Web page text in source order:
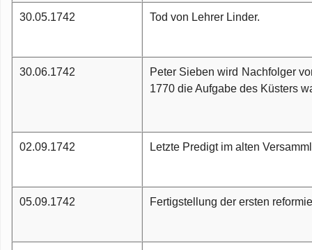
30.05.1742 Tod von Lehrer Linder.
30.06.1742
Peter Sieben wird Nachfolger
1770 die Aufgabe des Küsters
02.09.1742 Letzte Predigt im alten
05.09.1742 Fertigstellung der ersten